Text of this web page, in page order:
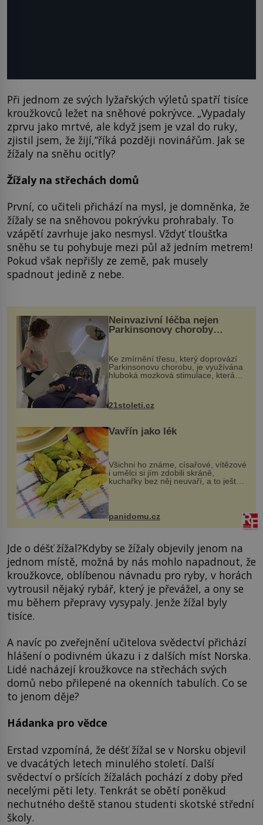
Při jednom ze svých lyžařských výletů spatří tisíce
kroužkovců ležet na sněhové pokrývce. „Vypadaly
zprvu jako mrtvé, ale když jsem je vzal do ruky,
zjistil jsem, že žijí,“říká později novinářům. Jak se
žížaly na sněhu ocitly?
Žížaly na střechách domů
První, co učiteli přichází na mysl, je domněnka, že
žížaly se na sněhovou pokrývku prohrabaly. To
vzápětí zavrhuje jako nesmysl. Vždyť tloušťka
sněhu se tu pohybuje mezi půl až jedním metrem!
Pokud však nepřišly ze země, pak musely
spadnout jedině z nebe.
Neinvazivní léčba nejen
Parkinsonovy choroby
Ke zmírnění třesu, který doprovází
Parkinsonovu chorobu, je využívána
hluboká mozková stimulace, která
však vyžaduje vysoce invazivní
zákrok. Ultrazvuk zase není vhodný
k dostatečně přesnému zacílení ...
21stoleti.cz
Vavřín jako lék
Všichni ho známe, císařové, vítězové
i umělci si jím zdobili skráně,
kuchařky bez něj neuvaří, a to ještě
nevíte, že bobkový list může výrazně
zmírnit některé naše neduhy.
Obsahuje v malém množství ně...
panidomu.cz
Jde o déšť žížal?Kdyby se žížaly objevily jenom na
jednom místě, možná by nás mohlo napadnout, že
kroužkovce, oblíbenou návnadu pro ryby, v horách
vytrousil nějaký rybář, který je převážel, a ony se
mu během přepravy vysypaly. Jenže žížal byly
tisíce.
A navíc po zveřejnění učitelova svědectví přichází
hlášení o podivném úkazu i z dalších míst Norska.
Lidé nacházejí kroužkovce na střechách svých
domů nebo přilepené na okenních tabulích. Co se
to jenom děje?
Hádanka pro vědce
Erstad vzpomíná, že déšť žížal se v Norsku objevil
ve dvacátých letech minulého století. Další
svědectví o pršících žížalách pochází z doby před
necelými pěti lety. Tenkrát se obětí poněkud
nechutného deště stanou studenti skotské střední
školy.